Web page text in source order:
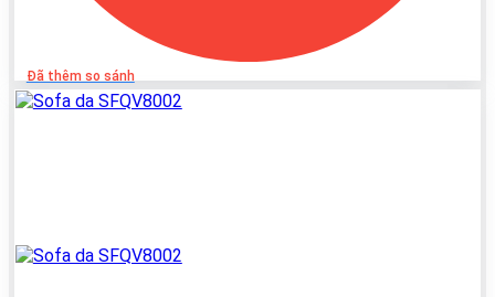
Đã thêm so sánh